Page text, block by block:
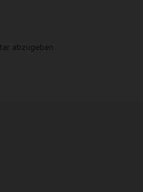
abzugeben.